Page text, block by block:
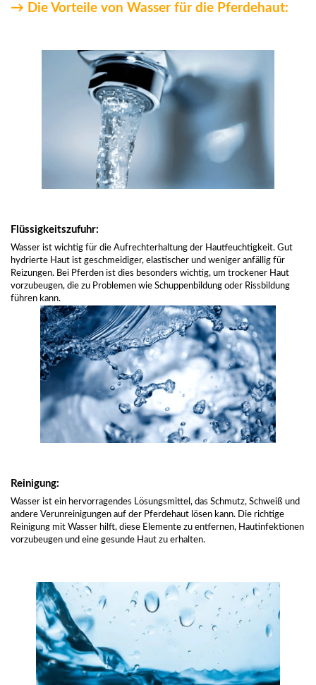
→ Die Vorteile von Wasser für die Pferdehaut:
Flüssigkeitszufuhr:
Wasser ist wichtig für die Aufrechterhaltung der Hautfeuchtigkeit. Gut
hydrierte Haut ist geschmeidiger, elastischer und weniger anfällig für
Reizungen. Bei Pferden ist dies besonders wichtig, um trockener Haut
vorzubeugen, die zu Problemen wie Schuppenbildung oder Rissbildung
führen kann.
Reinigung:
Wasser ist ein hervorragendes Lösungsmittel, das Schmutz, Schweiß und
andere Verunreinigungen auf der Pferdehaut lösen kann. Die richtige
Reinigung mit Wasser hilft, diese Elemente zu entfernen, Hautinfektionen
vorzubeugen und eine gesunde Haut zu erhalten.